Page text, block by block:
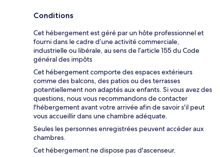
Conditions
Cet hébergement est géré par un hôte professionnel et
fourni dans le cadre d’une activité commerciale,
industrielle ou libérale, au sens de l’article 155 du Code
général des impôts
Cet hébergement comporte des espaces extérieurs
comme des balcons, des patios ou des terrasses
potentiellement non adaptés aux enfants. Si vous avez des
questions, nous vous recommandons de contacter
l'hébergement avant votre arrivée afin de savoir s'il peut
vous accueillir dans une chambre adéquate.
Seules les personnes enregistrées peuvent accéder aux
chambres.
Cet hébergement ne dispose pas d'ascenseur.